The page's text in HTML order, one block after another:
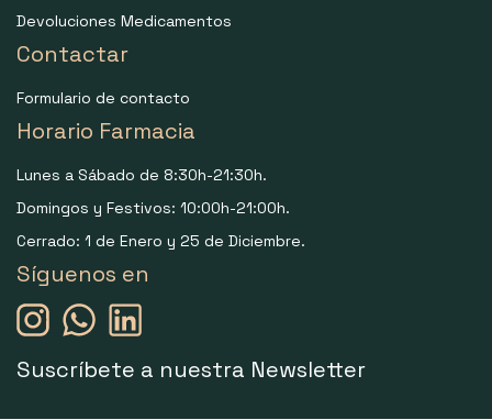
Devoluciones Medicamentos
Contactar
Formulario de contacto
Horario Farmacia
Lunes a Sábado de 8:30h-21:30h.
Domingos y Festivos: 10:00h-21:00h.
Cerrado: 1 de Enero y 25 de Diciembre.
Síguenos en
Suscríbete a nuestra Newsletter